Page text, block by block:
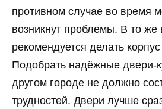
противном случае во время
возникнут проблемы. В то же
рекомендуется делать
Подобрать надёжные двери-
другом городе не должно
трудностей. Двери лучше